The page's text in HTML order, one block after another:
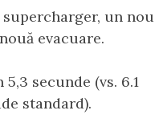
un nou
evacuare.
secunde (vs. 6.1
standard).